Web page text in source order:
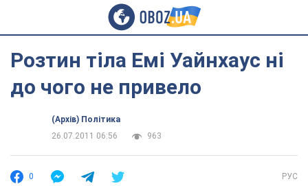
Розтин тіла Емі Уайнхаус ні
до чого не привело
(Архів) Політика
26.07.2011 06:56
963
0 РУС